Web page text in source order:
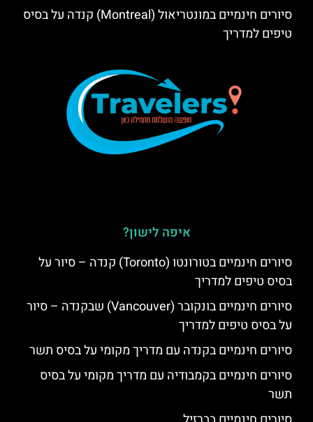
סיורים חינמיים במונטריאול (Montreal) קנדה על בסיס
טיפים למדריך
איפה לישון?
סיורים חינמיים בטורונטו (Toronto) קנדה – סיור על
בסיס טיפים למדריך
סיורים חינמיים בונקובר (Vancouver) שבקנדה – סיור
על בסיס טיפים למדריך
סיורים חינמיים בקנדה עם מדריך מקומי על בסיס תשר
סיורים חינמיים בקמבודיה עם מדריך מקומי על בסיס
תשר